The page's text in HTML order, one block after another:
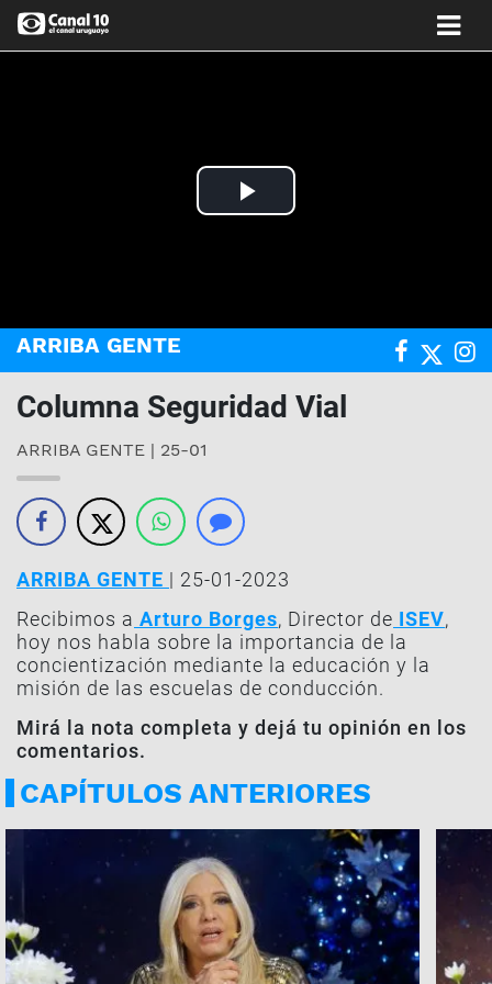
Play
ARRIBA GENTE
Columna Seguridad Vial
ARRIBA GENTE | 25-01
ARRIBA GENTE | 25-01-2023
Recibimos a Arturo Borges, Director de ISEV,
hoy nos habla sobre la importancia de la
concientización mediante la educación y la
misión de las escuelas de conducción.
Mirá la nota completa y dejá tu opinión en los
comentarios.
CAPÍTULOS ANTERIORES